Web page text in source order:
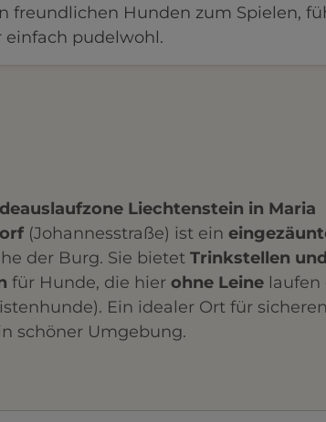
freundlichen Hunden zum Spielen,
einfach pudelwohl.
Liechtenstein in Maria
(Johannesstraße) ist ein
der Burg. Sie bietet Trinkstellen und
für Hunde, die hier ohne Leine laufen
Ein idealer Ort für sicheren
schöner Umgebung.